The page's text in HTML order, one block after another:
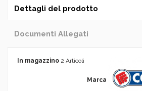
Dettagli del prodotto
Documenti Allegati
Marca
In magazzino 2 Articoli